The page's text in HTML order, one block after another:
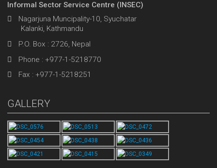
Informal Sector Service Centre (INSEC)
Nagarjuna Muncipality-10, Syuchatar
Kalanki, Kathmandu
P.O. Box : 2726, Nepal
Phone : +977-1-5218770
Fax : +977-1-5218251
GALLERY